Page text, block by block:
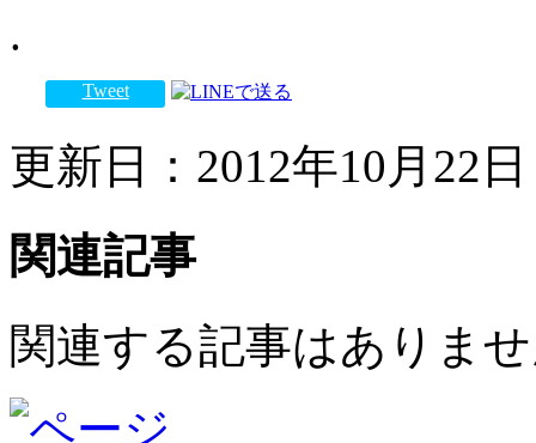
.
Tweet
更新日：2012年10月22
関連記事
関連する記事はありま